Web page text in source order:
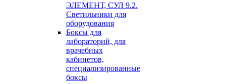
ЭЛЕМЕНТ, СУЛ 9.2.
Светильники для
оборудования
Боксы для
лабораторий, для
врачебных
кабинетов,
специализированные
боксы